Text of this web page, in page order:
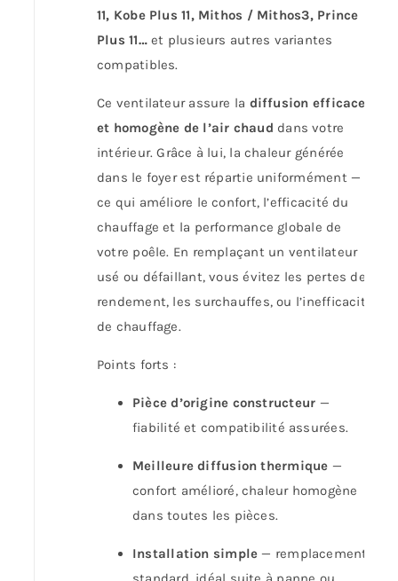
11, Kobe Plus 11, Mithos / Mithos3, Prince
Plus 11…et plusieurs autres variantes
compatibles.
Ce ventilateur assure la diffusion efficace
et homogène de l’air chaud dans votre
intérieur. Grâce à lui, la chaleur générée
dans le foyer est répartie uniformément —
ce qui améliore le confort, l’efficacité du
chauffage et la performance globale de
votre poêle. En remplaçant un ventilateur
usé ou défaillant, vous évitez les pertes de
rendement, les surchauffes, ou l’inefficacité
de chauffage.
Points forts :
Pièce d’origine constructeur —
fiabilité et compatibilité assurées.
Meilleure diffusion thermique —
confort amélioré, chaleur homogène
dans toutes les pièces.
Installation simple — remplacement